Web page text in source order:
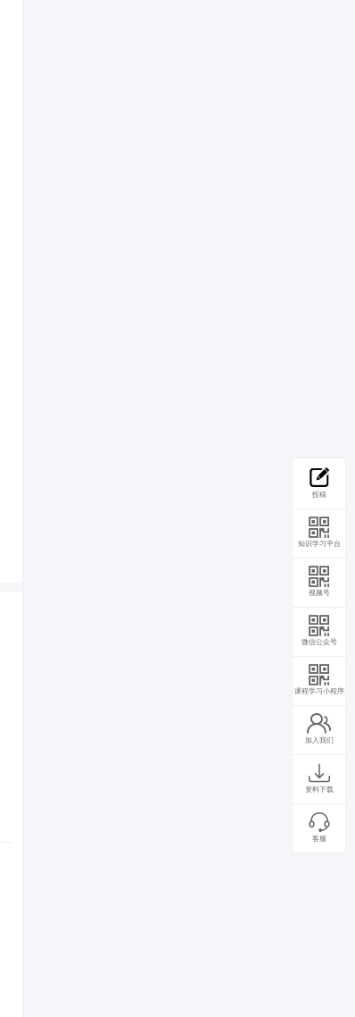
投稿
知识学习平台
视频号
微信公众号
课程学习小程序
加入我们
资料下载
客服